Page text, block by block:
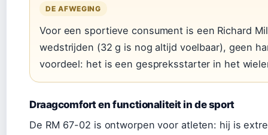
DE AFWEGING
Voor een sportieve consument is een Richard
wedstrijden (32 g is nog altijd voelbaar), geen
voordeel: het is een gespreksstarter in het
Draagcomfort en functionaliteit in de sport
De RM 67-02 is ontworpen voor atleten: hij is